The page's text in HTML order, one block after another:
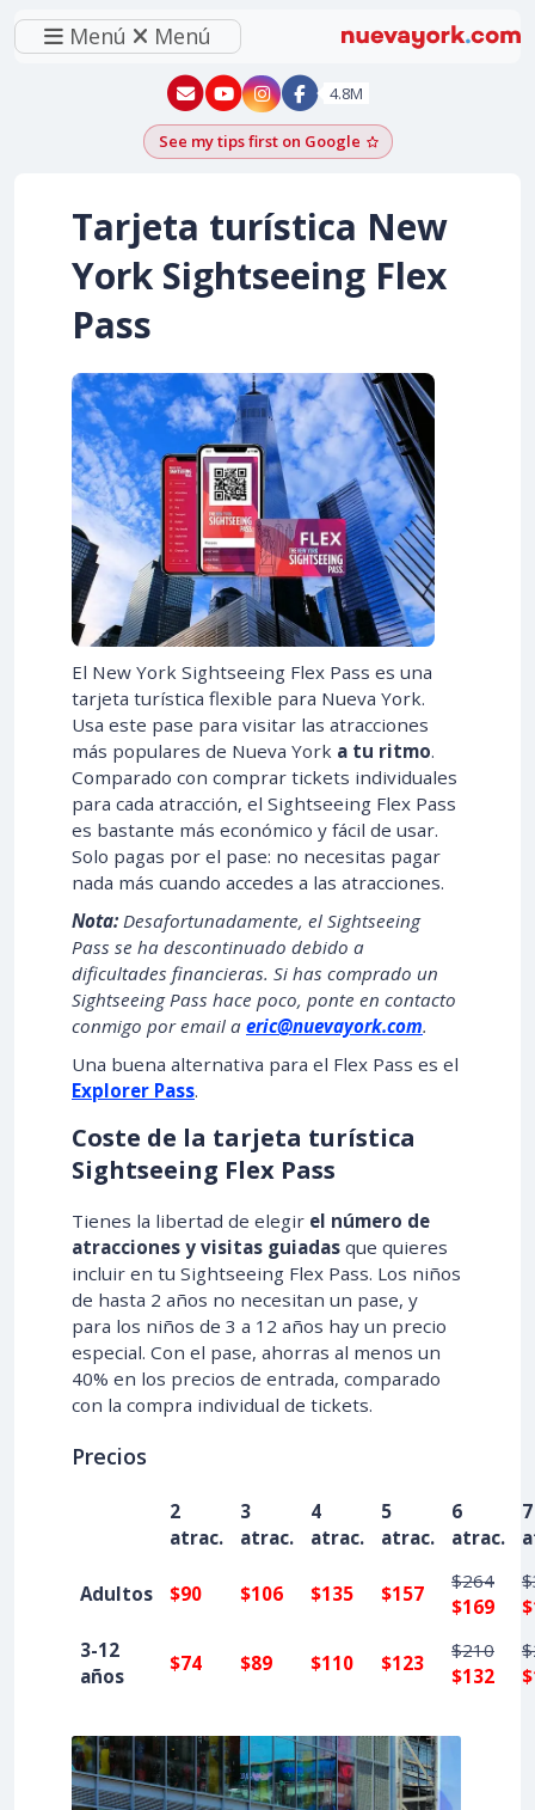
Menú Menú
New York - YouTube
New York - Instagram
4.8M
See my tips first on GoogleAdd as a Google
Tarjeta turística New
York Sightseeing Flex
Pass
El New York Sightseeing Flex Pass es una
tarjeta turística flexible para Nueva York.
Usa este pase para visitar las atracciones
más populares de Nueva York a tu ritmo.
Comparado con comprar tickets individuales
para cada atracción, el Sightseeing Flex Pass
es bastante más económico y fácil de usar.
Solo pagas por el pase: no necesitas pagar
nada más cuando accedes a las atracciones.
Nota: Desafortunadamente, el Sightseeing
Pass se ha descontinuado debido a
dificultades financieras. Si has comprado un
Sightseeing Pass hace poco, ponte en contacto
conmigo por email a eric@nuevayork.com.
Una buena alternativa para el Flex Pass es el
Explorer Pass.
Coste de la tarjeta turística
Sightseeing Flex Pass
Tienes la libertad de elegir el número de
atracciones y visitas guiadas que quieres
incluir en tu Sightseeing Flex Pass. Los niños
de hasta 2 años no necesitan un pase, y
para los niños de 3 a 12 años hay un precio
especial. Con el pase, ahorras al menos un
40% en los precios de entrada, comparado
con la compra individual de tickets.
Precios
2
atrac.
3
atrac.
4
atrac.
5
atrac.
6
atrac.
7
Adultos $90 $106 $135 $157
$264
$169
3-12
años
$74 $89 $110 $123
$210
$132